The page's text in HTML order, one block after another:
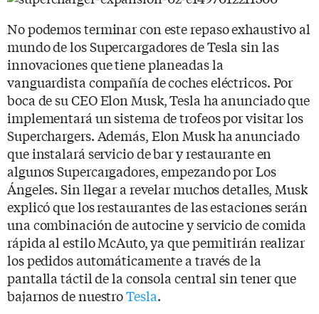
No podemos terminar con este repaso exhaustivo al
mundo de los Supercargadores de Tesla sin las
innovaciones que tiene planeadas la
vanguardista compañía de coches eléctricos. Por
boca de su CEO Elon Musk, Tesla ha anunciado que
implementará un sistema de trofeos por visitar los
Superchargers. Además, Elon Musk ha anunciado
que instalará servicio de bar y restaurante en
algunos Supercargadores, empezando por Los
Ángeles. Sin llegar a revelar muchos detalles, Musk
explicó que los restaurantes de las estaciones serán
una combinación de autocine y servicio de comida
rápida al estilo McAuto, ya que permitirán realizar
los pedidos automáticamente a través de la
pantalla táctil de la consola central sin tener que
bajarnos de nuestroTesla.